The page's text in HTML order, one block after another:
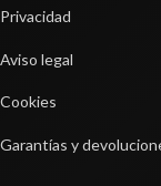
Privacidad
Aviso legal
Cookies
Garantías y